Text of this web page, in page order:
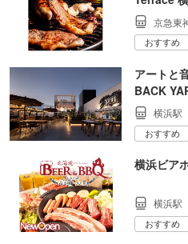
京急東
おすすめ
アートと
BACK
横浜駅
おすすめ
横浜ビア
横浜駅
おすすめ